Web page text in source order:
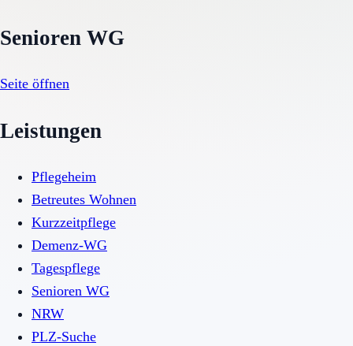
Senioren WG
Seite öffnen
Leistungen
Pflegeheim
Betreutes Wohnen
Kurzzeitpflege
Demenz-WG
Tagespflege
Senioren WG
NRW
PLZ-Suche